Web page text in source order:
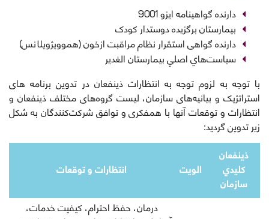
دارنده گواهینامه ایزو 9001
بیمارستان برگزیده دوستدار کودک
دارنده گواهی استقرار نظام مراقبت ازخون (هموویژویلانس)
سياست‌هاي اصلي بيمارستان الغدير
با توجه به لزوم توجه به انتظارات ذینفعان در تدوین برنامه های
استراتژیک و بیانیه‌های سازمان، لیست گروه‌های مختلف ذینفعان و
انتظارات و توقعات آنها با همفکری و توافق شرکت‌کنندگان به شکل
زیر تدوین گردید:
انتظارات و توقعات الویت
ذينفعان
كليدي
سازمان
درمان، حفظ احترام، کیفیت خدمات،